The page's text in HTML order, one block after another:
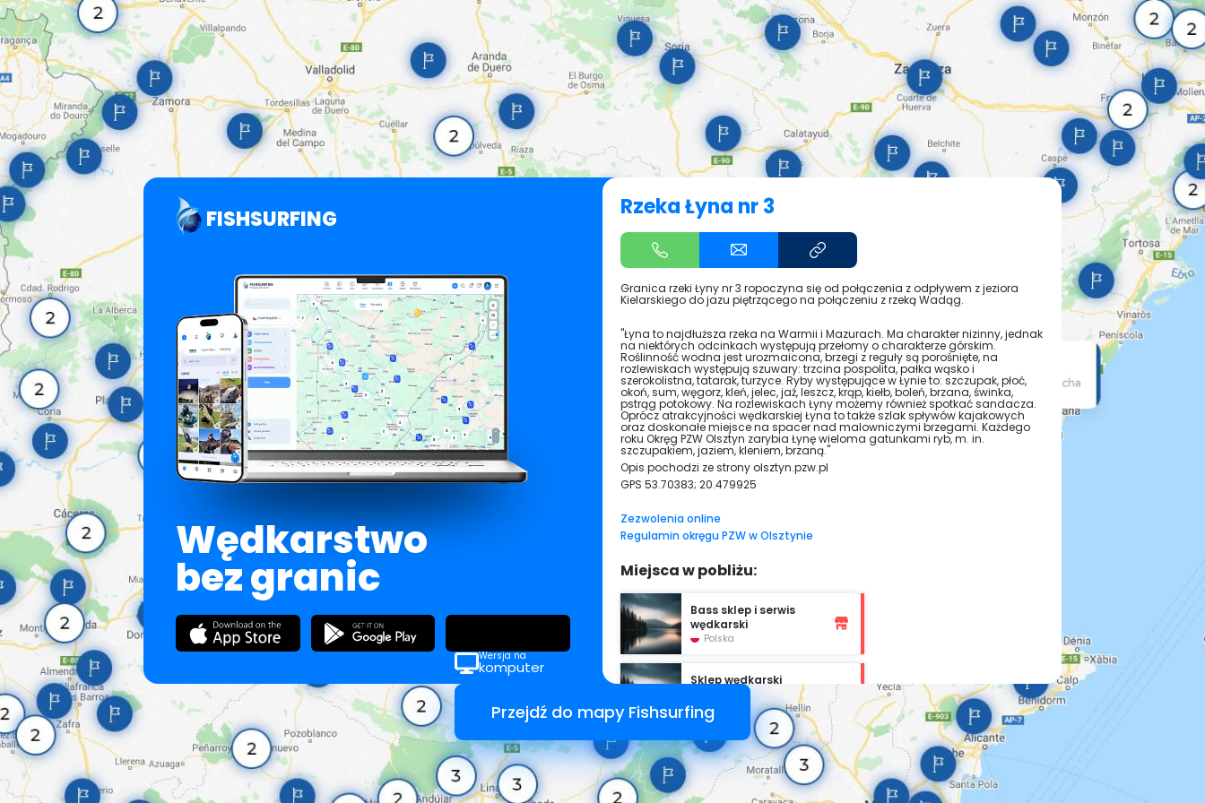
FISHSURFING
Wędkarstwo
bez granic
Wersja na
komputer
Rzeka Łyna nr 3
Granica rzeki Łyny nr 3 ropoczyna się od połączenia z odpływem z jeziora
Kielarskiego do jazu piętrzącego na połączeniu z rzeką Wadąg.
"Łyna to najdłuższa rzeka na Warmii i Mazurach. Ma charakter nizinny, jednak
na niektórych odcinkach występują przełomy o charakterze górskim.
Roślinność wodna jest urozmaicona, brzegi z reguły są porośnięte, na
rozlewiskach występują szuwary: trzcina pospolita, pałka wąsko i
szerokolistna, tatarak, turzyce. Ryby występujące w Łynie to: szczupak, płoć,
okoń, sum, węgorz, kleń, jelec, jaź, leszcz, krąp, kiełb, boleń, brzana, świnka,
pstrąg potokowy. Na rozlewiskach Łyny możemy również spotkać sandacza.
Oprócz atrakcyjności wędkarskiej Łyna to także szlak spływów kajakowych
oraz doskonałe miejsce na spacer nad malowniczymi brzegami. Każdego
roku Okręg PZW Olsztyn zarybia Łynę wieloma gatunkami ryb, m. in.
szczupakiem, jaziem, kleniem, brzaną."
Opis pochodzi ze strony olsztyn.pzw.pl
GPS 53.70383; 20.479925
Zezwolenia online
Regulamin okręgu PZW w Olsztynie
Miejsca w pobliżu:
Bass sklep i serwis
wędkarski
Polska
Sklep wędkarski
Polska
Struga Kortówka
Polska
Przejdź do mapy Fishsurfing